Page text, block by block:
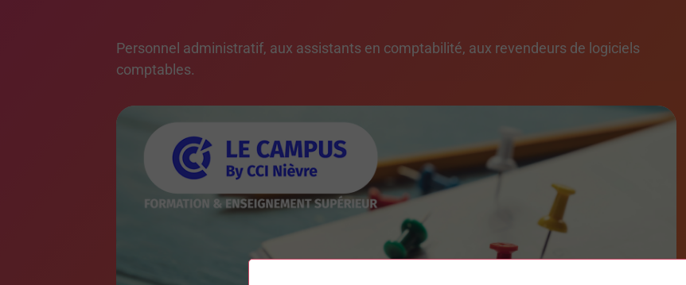
Personnel administratif, aux assistants en comptabilité, aux revendeurs de logiciels
comptables.